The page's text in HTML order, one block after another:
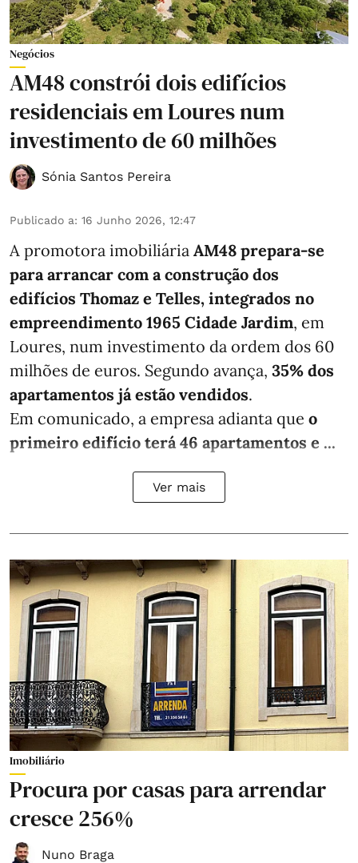
Negócios
AM48 constrói dois edifícios
residenciais em Loures num
investimento de 60 milhões
Sónia Santos Pereira
Publicado a: 16 Junho 2026, 12:47
A promotora imobiliária AM48 prepara-se
para arrancar com a construção dos
edifícios Thomaz e Telles, integrados no
empreendimento 1965 Cidade Jardim, em
Loures, num investimento da ordem dos 60
milhões de euros. Segundo avança, 35% dos
apartamentos já estão vendidos.
Em comunicado, a empresa adianta que o
primeiro edifício terá 46 apartamentos e ...
Ver mais
Imobiliário
Procura por casas para arrendar
cresce 256%
Nuno Braga